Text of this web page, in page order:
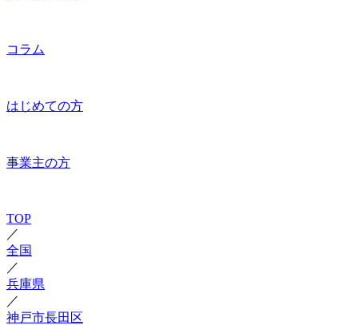
コラム
はじめての方
事業主の方
TOP
／
全国
／
兵庫県
／
神戸市長田区